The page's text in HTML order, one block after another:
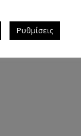
Ρυθμίσεις